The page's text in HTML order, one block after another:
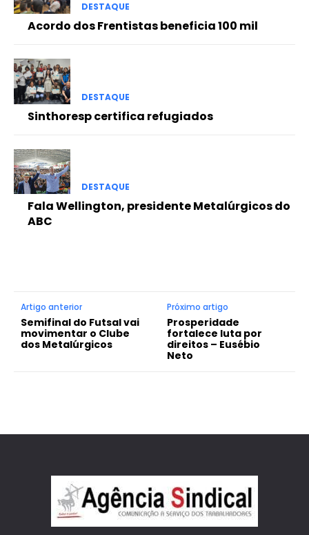
DESTAQUE
Acordo dos Frentistas beneficia 100 mil
DESTAQUE
Sinthoresp certifica refugiados
DESTAQUE
Fala Wellington, presidente Metalúrgicos do
ABC
Artigo anterior
Semifinal do Futsal vai
movimentar o Clube
dos Metalúrgicos
Próximo artigo
Prosperidade
fortalece luta por
direitos – Eusébio
Neto